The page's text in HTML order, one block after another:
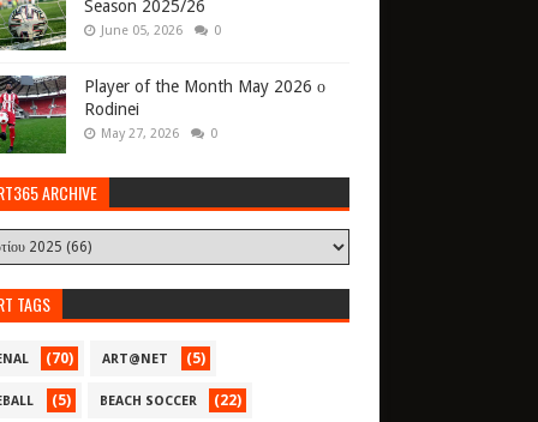
Season 2025/26
June 05, 2026 0
Player of the Month May 2026 ο
Rodinei
May 27, 2026 0
ARCHIVE
TAGS
(70) ART@NET (5)
(5) BEACH SOCCER (22)